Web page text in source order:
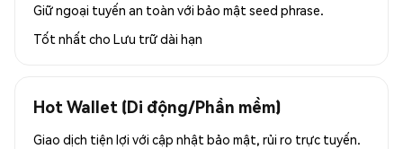
Giữ ngoại tuyến an toàn với bảo mật seed phrase.
Tốt nhất cho Lưu trữ dài hạn
Hot Wallet (Di động/Phần mềm)
Giao dịch tiện lợi với cập nhật bảo mật, rủi ro trực tuyến.